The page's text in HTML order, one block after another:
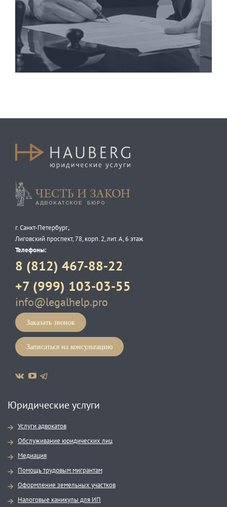
г. Санкт-Петербург,
Лиговский проспект, 78, корп. 2, лит. А, 6 этаж
Телефоны:
8 (812) 467-88-22
+7 (999) 103-03-55
info@legalhelp.pro
Заказать звонок
Записаться на консультацию
Юридические услуги
Услуги адвокатов
Обслуживание юридических лиц
Медиация
Помощь трудовым мигрантам
Оформление земельных участков
Налоговые каникулы для ИП